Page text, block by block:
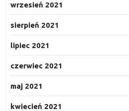
wrzesień 2021
sierpień 2021
lipiec 2021
czerwiec 2021
maj 2021
kwiecień 2021